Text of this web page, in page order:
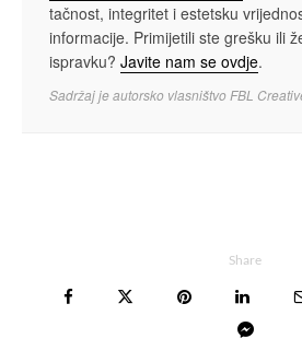
tačnost, integritet i estetsku
informacije. Primijetili ste grešku ili
ispravku? Javite nam se ovdje.
Sadržaj je autorsko vlasništvo FBL
Share